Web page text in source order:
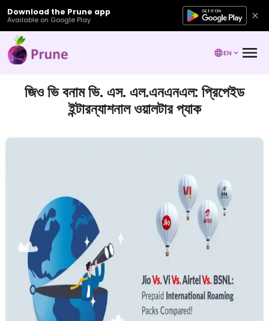
Download the Prune app
Available on Google Play
EN
জিও ভি বনাম ভি. এস. এল.এনএনএল: প্রিপেইড
ইন্টারন্যাশনাল ওয়ালটার প্যাক